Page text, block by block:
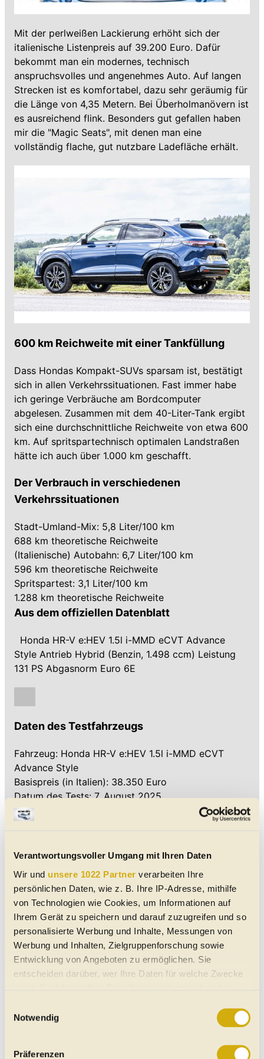
Verantwortungsvoller Umgang mit Ihren Daten
Wir und unsere 1022 Partner verarbeiten Ihre
persönlichen Daten, wie z. B. Ihre IP-Adresse, mithilfe
von Technologien wie Cookies, um Informationen auf
Ihrem Gerät zu speichern und darauf zuzugreifen und so
personalisierte Werbung und Inhalte, Messungen von
Werbung und Inhalten, Zielgruppenforschung sowie
Entwicklung von Angeboten zu ermöglichen. Sie
entscheiden darüber, wer Ihre Daten für welche Zwecke
Trigger Symbol ändern oder widerrufen
Notwendig
Präferenzen
Mit der perlweißen Lackierung erhöht sich der
italienische Listenpreis auf 39.200 Euro. Dafür
bekommt man ein modernes, technisch
anspruchsvolles und angenehmes Auto. Auf langen
Strecken ist es komfortabel, dazu sehr geräumig für
die Länge von 4,35 Metern. Bei Überholmanövern ist
es ausreichend flink. Besonders gut gefallen haben
mir die "Magic Seats", mit denen man eine
vollständig flache, gut nutzbare Ladefläche erhält.
600 km Reichweite mit einer Tankfüllung
Dass Hondas Kompakt-SUVs sparsam ist, bestätigt
sich in allen Verkehrssituationen. Fast immer habe
ich geringe Verbräuche am Bordcomputer
abgelesen. Zusammen mit dem 40-Liter-Tank ergibt
sich eine durchschnittliche Reichweite von etwa 600
km. Auf spritspartechnisch optimalen Landstraßen
hätte ich auch über 1.000 km geschafft.
Der Verbrauch in verschiedenen
Verkehrssituationen
Stadt-Umland-Mix: 5,8 Liter/100 km
688 km theoretische Reichweite
(Italienische) Autobahn: 6,7 Liter/100 km
596 km theoretische Reichweite
Spritspartest: 3,1 Liter/100 km
1.288 km theoretische Reichweite
Aus dem offiziellen Datenblatt
Honda HR-V e:HEV 1.5l i-MMD eCVT Advance
Style Antrieb Hybrid (Benzin, 1.498 ccm) Leistung
131 PS Abgasnorm Euro 6E
Daten des Testfahrzeugs
Fahrzeug: Honda HR-V e:HEV 1.5l i-MMD eCVT
Advance Style
Basispreis (in Italien): 38.350 Euro
Datum des Tests: 7. August 2025
Wetter (Abfahrt/Ankunft): Heiter, 32 Grad / Heiter,
31 Grad
Forlì: 80 km/h
(EU-Label: C, A, 69 dB)
Verbrauch
Bordcomputer-Anzeige: 4,5 Liter/100 km
An der Zapfsäule ermittelter Verbrauch: 4,3 Liter/100
km
Mittel aus diesen Werten: 4.40 Liter/100 km (22,73
Unsere italienischen Kollegen bieten ein